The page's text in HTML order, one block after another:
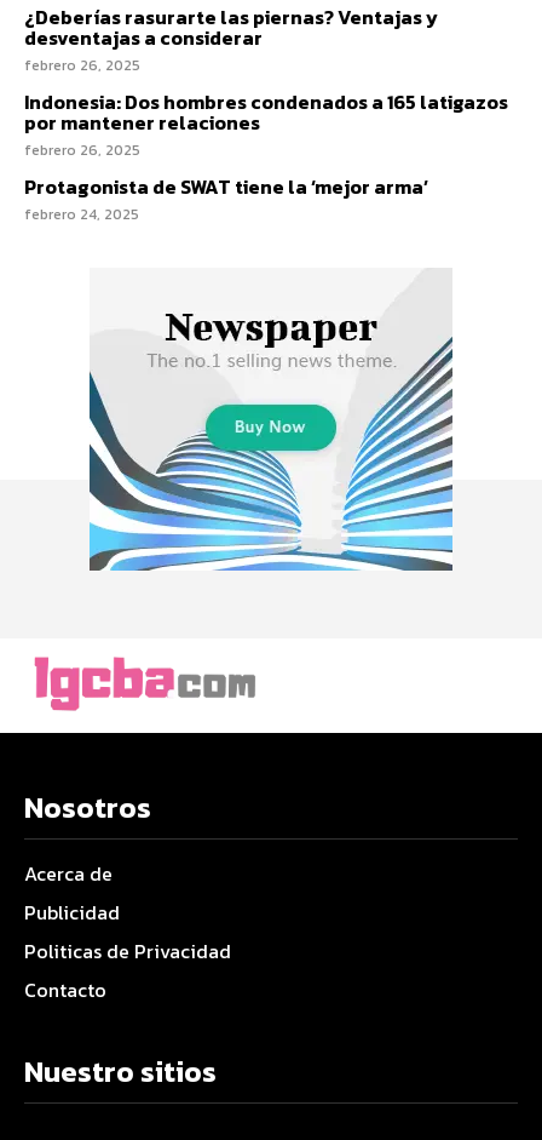
¿Deberías rasurarte las piernas? Ventajas y
desventajas a considerar
febrero 26, 2025
Indonesia: Dos hombres condenados a 165 latigazos
por mantener relaciones
febrero 26, 2025
Protagonista de SWAT tiene la ‘mejor arma’
febrero 24, 2025
Nosotros
Acerca de
Publicidad
Politicas de Privacidad
Contacto
Nuestro sitios